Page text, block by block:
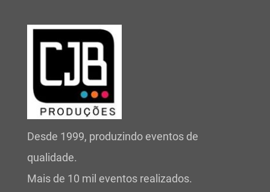
Desde 1999, produzindo eventos de
qualidade.
Mais de 10 mil eventos realizados.